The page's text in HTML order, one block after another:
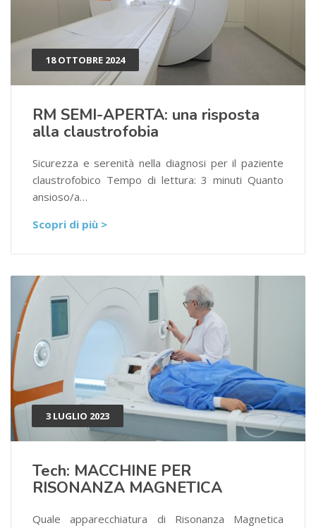
18 OTTOBRE 2024
RM SEMI-APERTA: una risposta
alla claustrofobia
Sicurezza e serenità nella diagnosi per il paziente
claustrofobico Tempo di lettura: 3 minuti Quanto
ansioso/a…
Scopri di più >
3 LUGLIO 2023
Tech: MACCHINE PER
RISONANZA MAGNETICA
Quale apparecchiatura di Risonanza Magnetica